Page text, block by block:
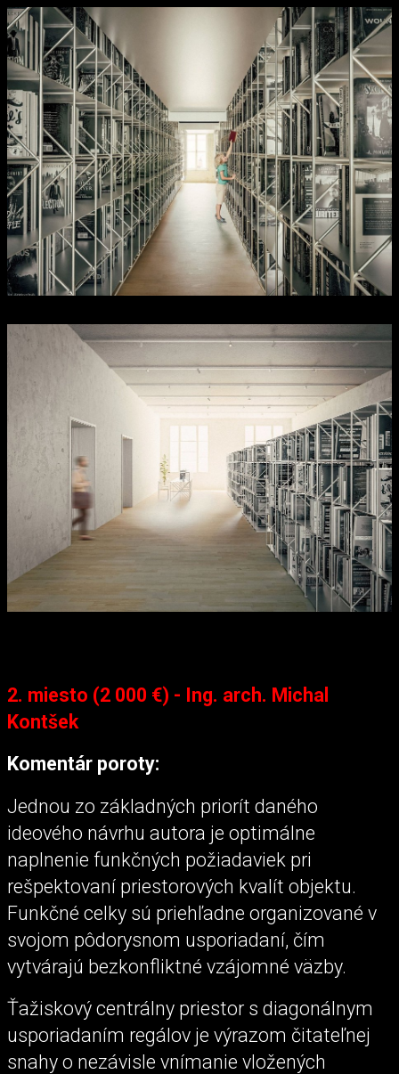
2. miesto (2 000 €) - Ing. arch. Michal
Kontšek
Komentár poroty:
Jednou zo základných priorít daného
ideového návrhu autora je optimálne
naplnenie funkčných požiadaviek pri
rešpektovaní priestorových kvalít objektu.
Funkčné celky sú priehľadne organizované v
svojom pôdorysnom usporiadaní, čím
vytvárajú bezkonfliktné vzájomné väzby.
Ťažiskový centrálny priestor s diagonálnym
usporiadaním regálov je výrazom čitateľnej
snahy o nezávisle vnímanie vložených